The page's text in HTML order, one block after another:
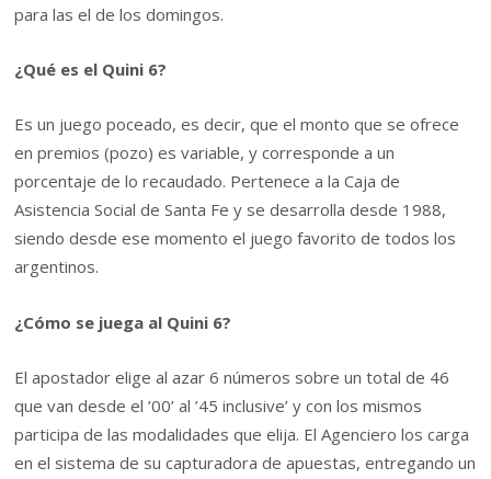
para las el de los domingos.
¿Qué es el Quini 6?
Es un juego poceado, es decir, que el monto que se ofrece
en premios (pozo) es variable, y corresponde a un
porcentaje de lo recaudado. Pertenece a la Caja de
Asistencia Social de Santa Fe y se desarrolla desde 1988,
siendo desde ese momento el juego favorito de todos los
argentinos.
¿Cómo se juega al Quini 6?
El apostador elige al azar 6 números sobre un total de 46
que van desde el ’00’ al ’45 inclusive’ y con los mismos
participa de las modalidades que elija. El Agenciero los carga
en el sistema de su capturadora de apuestas, entregando un